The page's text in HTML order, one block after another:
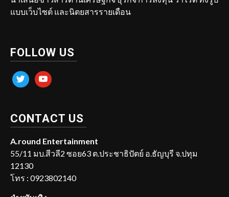
แบบเว็บไซต์ และนิตยสารรายเดือน
FOLLOW US
twitter youtube
CONTACT US
A.round Entertainment
55/11 มบ.สีวลี2 ซอย63 ต.ประชาธิปัตย์ อ.ธัญบุรี จ.ปทุม
12130
โทร : 0923802140